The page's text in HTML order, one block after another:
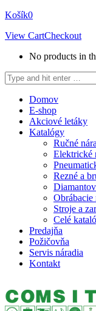
Košík0
View CartCheckout
No products in
Search:
Domov
E-shop
Akciové letáky
Katalógy
Ručné
Elektrické
Rezné a
Obrábacie
Stroje a
Celé
Predajňa
Požičovňa
Servis náradia
Kontakt